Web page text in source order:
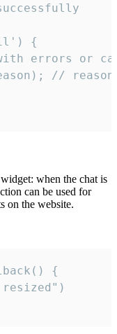
{
errors or
//
when the chat is
can be used for
on the website.
{